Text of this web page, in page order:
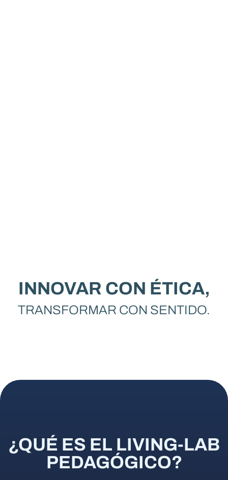
INNOVAR CON ÉTICA,
TRANSFORMAR CON SENTIDO.
¿QUÉ ES EL LIVING-LAB
PEDAGÓGICO?